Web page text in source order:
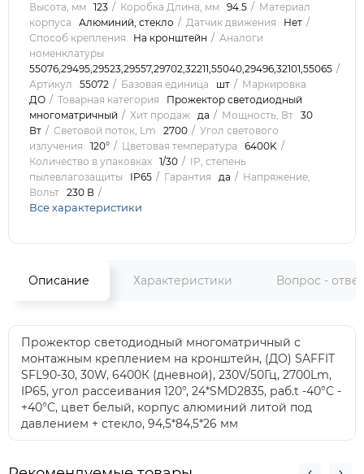
Высота, мм 123 Коробка Длина, мм 94.5
Материал
корпуса
Алюминий, стекло Датчик движения
Нет
Способ крепления
На кронштейн
Аналоги
номенклатуры
55076,29495,29523,29557,29702,32211,55040,29496,32101,55065
Артикул
55072 Базовая единица шт
Маркировка
ДО
Товарная категория
Прожектор светодиодный
многоматричный
Хит продаж да Мощность, Вт 30
Вт
Световой поток, Lm 2700
Угол светового
излучения
120° Цветовая температура
6400K
Количество в упаковках 1/30
IP, степень
пылевлагозащиты
IP65 Гарантия да
Напряжение,
Вольт 230 В
Все характеристики
Описание Характеристики Вопрос -
Прожектор светодиодный многоматричный с
монтажным креплением на кронштейн, (ДО) SAFFIT
SFL90-30, 30W, 6400К (дневной), 230V/50Гц, 2700Lm,
IP65, угол рассеивания 120°, 24*SMD2835, раб.t -40°C -
+40°C, цвет белый, корпус алюминий литой под
давлением + стекло, 94,5*84,5*26 мм